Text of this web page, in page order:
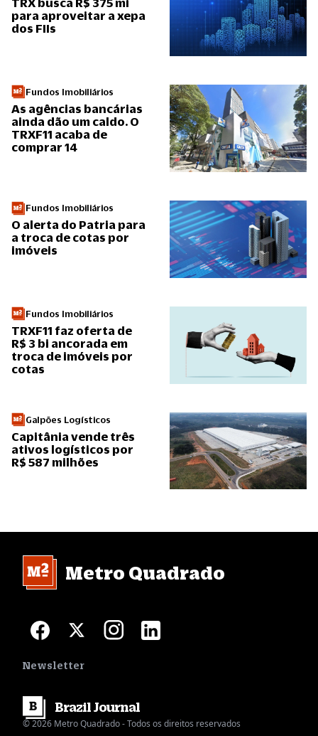
para aproveitar a xepa
dos FIIs
Fundos Imobiliários
As agências bancárias
ainda dão um caldo. O
TRXF11 acaba de
comprar 14
Fundos Imobiliários
O alerta do Patria para
a troca de cotas por
imóveis
Fundos Imobiliários
TRXF11 faz oferta de
R$ 3 bi ancorada em
troca de imóveis por
cotas
Galpões Logísticos
Capitânia vende três
ativos logísticos por
R$ 587 milhões
Metro Quadrado
Newsletter
© 2026 Metro Quadrado - Todos os direitos reservados
BrazilJournal